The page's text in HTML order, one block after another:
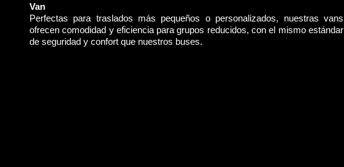
Van
Perfectas para traslados más pequeños o personalizados, nuestras vans
ofrecen comodidad y eficiencia para grupos reducidos, con el mismo estándar
de seguridad y confort que nuestros buses.